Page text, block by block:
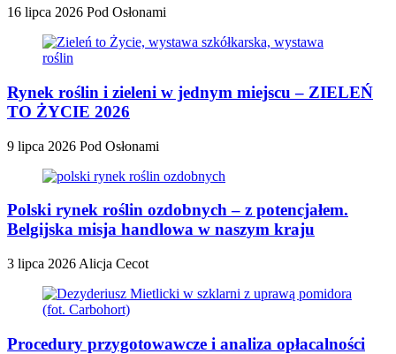
16 lipca 2026 Pod Osłonami
Rynek roślin i zieleni w jednym miejscu – ZIELEŃ
TO ŻYCIE 2026
9 lipca 2026 Pod Osłonami
Polski rynek roślin ozdobnych – z potencjałem.
Belgijska misja handlowa w naszym kraju
3 lipca 2026 Alicja Cecot
Procedury przygotowawcze i analiza opłacalności